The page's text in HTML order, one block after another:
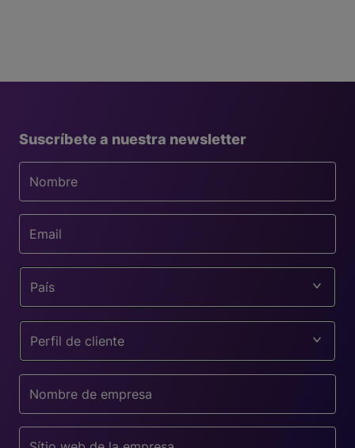
Suscríbete a nuestra newsletter
País
Perfil de cliente